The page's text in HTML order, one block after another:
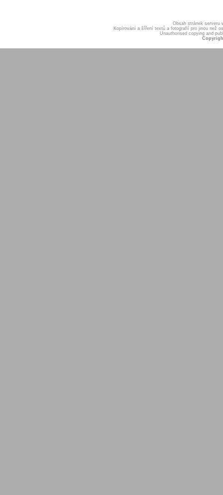
Obsah stránek serveru
Kopírování a šíření textů a fotografií pro jinou než
Unauthorised copying and